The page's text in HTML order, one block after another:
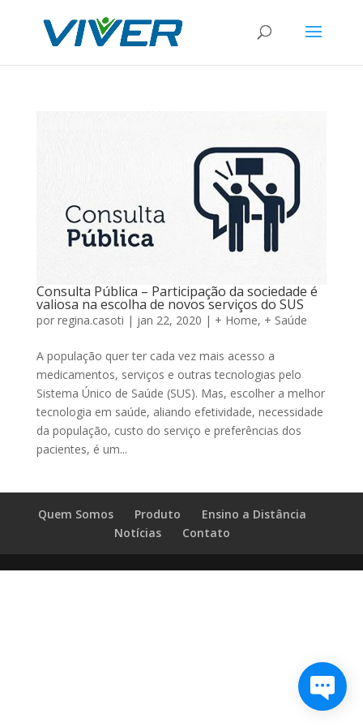
Consulta Pública – Participação da sociedade é
valiosa na escolha de novos serviços do SUS
por regina.casoti | jan 22, 2020 | + Home, + Saúde
A população quer ter cada vez mais acesso a
medicamentos, serviços e outras tecnologias pelo
Sistema Único de Saúde (SUS). Mas, escolher a melhor
tecnologia em saúde, aliando efetividade, necessidade
da população, custo do serviço e preferências dos
pacientes, é um...
Quem Somos Produto
Ensino a Distância
Notícias
Contato